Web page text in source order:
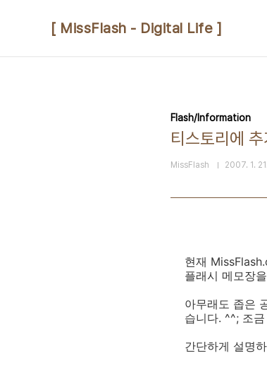
[ MissFlash - Digital Life ]
Flash/Information
티스토리에
MissFlash 2007. 1.
현재
플래시 메모장
아무래도 좁은
습니다. ^^; 조
간단하게 설명